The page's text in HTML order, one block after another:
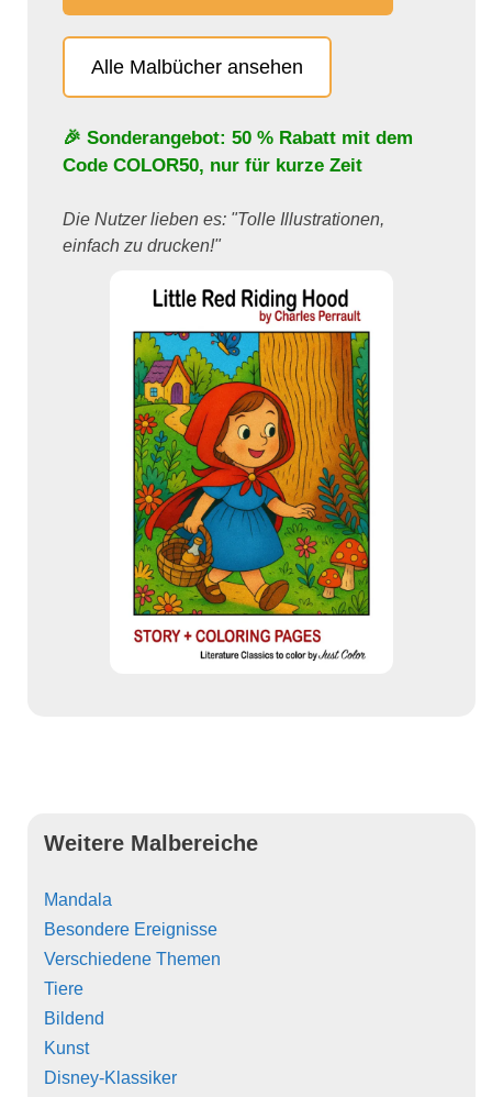
Alle Malbücher ansehen
🎉 Sonderangebot: 50 % Rabatt mit dem
Code COLOR50, nur für kurze Zeit
Die Nutzer lieben es: "Tolle Illustrationen,
einfach zu drucken!"
Weitere Malbereiche
Mandala
Besondere Ereignisse
Verschiedene Themen
Tiere
Bildend
Kunst
Disney-Klassiker